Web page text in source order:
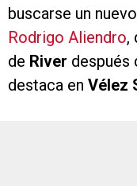
buscarse un
Rodrigo Aliendro,
de River después
destaca en Vélez